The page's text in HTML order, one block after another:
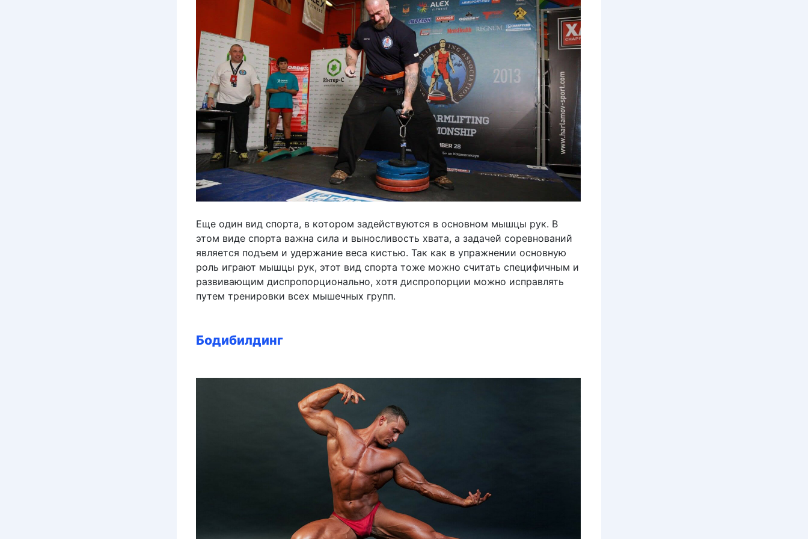
Еще один вид спорта, в котором задействуются в основном мышцы рук. В
этом виде спорта важна сила и выносливость хвата, а задачей соревнований
является подъем и удержание веса кистью. Так как в упражнении основную
роль играют мышцы рук, этот вид спорта тоже можно считать специфичным и
развивающим диспропорционально, хотя диспропорции можно исправлять
путем тренировки всех мышечных групп.
Бодибилдинг